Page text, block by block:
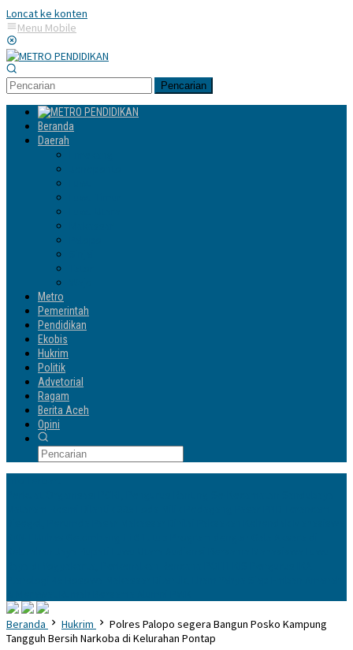
Loncat ke konten
Menu Mobile
Pencarian
Beranda
Daerah
Metro
Pemerintah
Pendidikan
Ekobis
Hukrim
Politik
Advetorial
Ragam
Berita Aceh
Opini
Beranda Hukrim
Polres Palopo segera Bangun Posko Kampung
Tangguh Bersih Narkoba di Kelurahan Pontap